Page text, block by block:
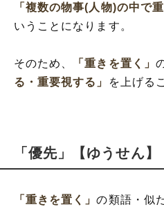
「複数の物事(人物)の中で
いうことになります。
そのため、 「重きを置く」
る・重要視する」
を上げる
「優先」【ゆうせん】
「重きを置く」の類語・似